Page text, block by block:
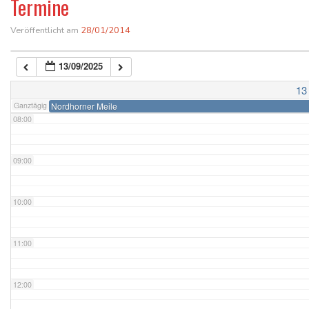
Termine
Veröffentlicht am 28/01/2014
13/09/2025
13
Ganztägig Nordhorner Meile
06:00
07:00
08:00
09:00
10:00
11:00
12:00